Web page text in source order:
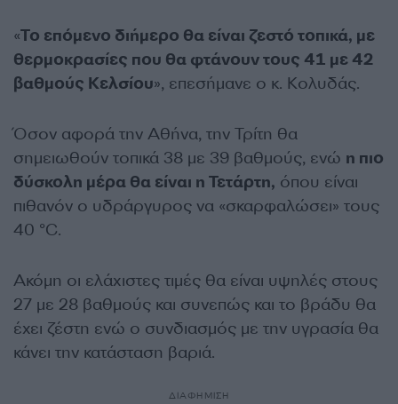
«Το επόμενο διήμερο θα είναι ζεστό τοπικά, με
θερμοκρασίες που θα φτάνουν τους 41 με 42
βαθμούς Κελσίου», επεσήμανε ο κ. Κολυδάς.
Όσον αφορά την Αθήνα, την Τρίτη θα
σημειωθούν τοπικά 38 με 39 βαθμούς, ενώ η πιο
δύσκολη μέρα θα είναι η Τετάρτη, όπου είναι
πιθανόν ο υδράργυρος να «σκαρφαλώσει» τους
40 °C.
Ακόμη οι ελάχιστες τιμές θα είναι υψηλές στους
27 με 28 βαθμούς και συνεπώς και το βράδυ θα
έχει ζέστη ενώ ο συνδιασμός με την υγρασία θα
κάνει την κατάσταση βαριά.
ΔΙΑΦΗΜΙΣΗ